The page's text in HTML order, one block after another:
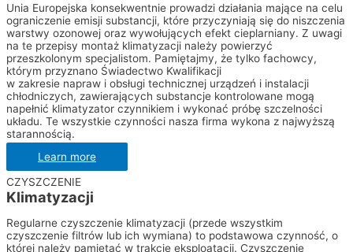
Unia Europejska konsekwentnie prowadzi działania mające na celu
ograniczenie emisji substancji, które przyczyniają się do niszczenia
warstwy ozonowej oraz wywołujących efekt cieplarniany. Z uwagi
na te przepisy montaż klimatyzacji należy powierzyć
przeszkolonym specjalistom. Pamiętajmy, że tylko fachowcy,
którym przyznano Świadectwo Kwalifikacji
w zakresie napraw i obsługi technicznej urządzeń i instalacji
chłodniczych, zawierających substancje kontrolowane mogą
napełnić klimatyzator czynnikiem i wykonać próbę szczelności
układu. Te wszystkie czynności nasza firma wykona z najwyższą
starannością.
Learn more
CZYSZCZENIE
Klimatyzacji
Regularne czyszczenie klimatyzacji (przede wszystkim
czyszczenie filtrów lub ich wymiana) to podstawowa czynność, o
której należy pamiętać w trakcie eksploatacji. Czyszczenie